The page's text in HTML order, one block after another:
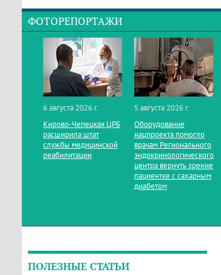
ФОТОРЕПОРТАЖИ
6 августа 2026 г.
Кирово‑Чепецкая ЦРБ
расширила штат
службы медицинской
реабилитации
5 августа 2026 г.
Оборудование
нацпроекта помогло
врачам Регионального
эндокринологического
центра вернуть зрение
пациентке с сахарным
диабетом
ПОЛЕЗНЫЕ СТАТЬИ